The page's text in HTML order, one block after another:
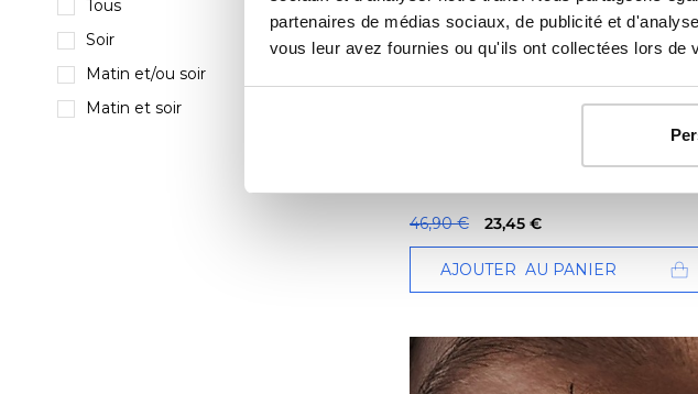
partenaires de médias sociaux, de publicité et
vous leur avez fournies ou qu'ils ont collectées lors de
Tous
Soir
Matin et/ou soir
Matin et soir
45 avis
46,90 € 23,45 €
AJOUTER AU PANIER